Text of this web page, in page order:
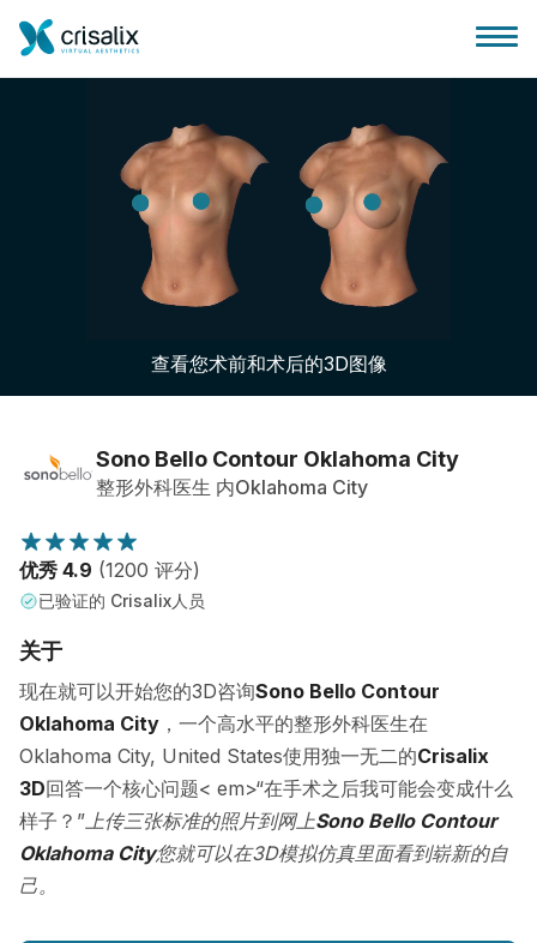
外科医生之家
客户评价
查看您术前和术后的3D图像
Sono Bello Contour Oklahoma City
整形外科医生 内Oklahoma City
优秀 4.9 (1200 评分)
已验证的 Crisalix人员
关于
现在就可以开始您的3D咨询Sono Bello Contour
Oklahoma City ，一个高水平的整形外科医生在
Oklahoma City, United States使用独一无二的Crisalix
3D回答一个核心问题< em>“在手术之后我可能会变成什么
样子？” 上传三张标准的照片到网上Sono Bello Contour
Oklahoma City您就可以在3D模拟仿真里面看到崭新的自
己。